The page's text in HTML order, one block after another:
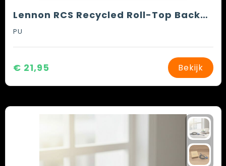
Lennon RCS Recycled Roll-Top Backpack rugzak
PU
€ 21,95 Bekijk